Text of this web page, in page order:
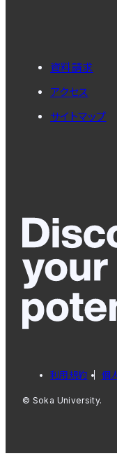
資料請求
アクセス
サイトマップ
利用規約 個
© Soka University.